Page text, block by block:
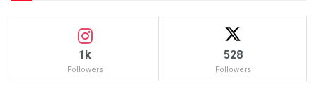
1k
Followers
528
Followers